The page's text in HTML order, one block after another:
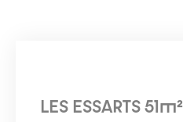
LES ESSARTS 51m²